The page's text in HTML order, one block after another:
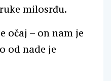
milosrđu.
očaj – on nam je
od nade je